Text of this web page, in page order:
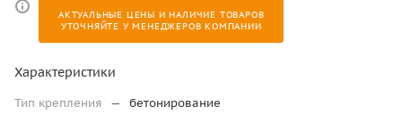
АКТУАЛЬНЫЕ ЦЕНЫ И НАЛИЧИЕ ТОВАРОВ
УТОЧНЯЙТЕ У МЕНЕДЖЕРОВ КОМПАНИИ
Характеристики
Тип крепления —
бетонирование